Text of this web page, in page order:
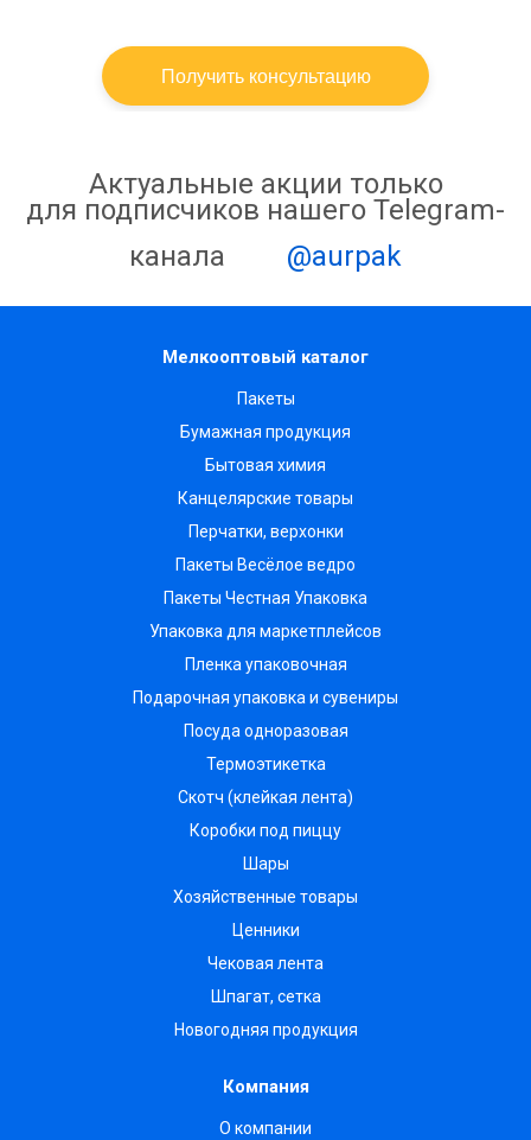
Получить консультацию
Актуальные акции только
для подписчиков нашего Telegram-
канала
@aurpak
Мелкооптовый каталог
Пакеты
Бумажная продукция
Бытовая химия
Канцелярские товары
Перчатки, верхонки
Пакеты Весёлое ведро
Пакеты Честная Упаковка
Упаковка для маркетплейсов
Пленка упаковочная
Подарочная упаковка и сувениры
Посуда одноразовая
Термоэтикетка
Скотч (клейкая лента)
Коробки под пиццу
Шары
Хозяйственные товары
Ценники
Чековая лента
Шпагат, сетка
Новогодняя продукция
Компания
О компании